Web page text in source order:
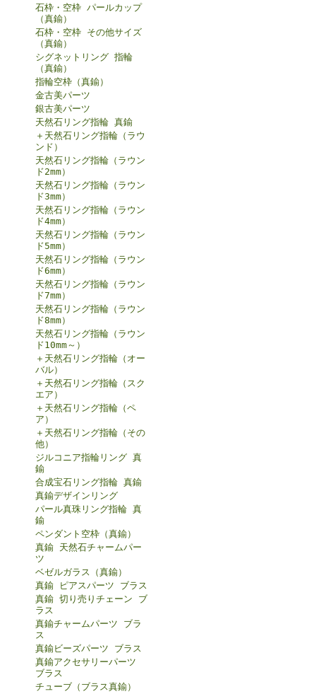
石枠・空枠 パールカップ
（真鍮）
石枠・空枠 その他サイズ
（真鍮）
シグネットリング 指輪
（真鍮）
指輪空枠（真鍮）
金古美パーツ
銀古美パーツ
天然石リング指輪 真鍮
＋天然石リング指輪（ラウ
ンド）
天然石リング指輪（ラウン
ド2mm）
天然石リング指輪（ラウン
ド3mm）
天然石リング指輪（ラウン
ド4mm）
天然石リング指輪（ラウン
ド5mm）
天然石リング指輪（ラウン
ド6mm）
天然石リング指輪（ラウン
ド7mm）
天然石リング指輪（ラウン
ド8mm）
天然石リング指輪（ラウン
ド10mm～）
＋天然石リング指輪（オー
バル）
＋天然石リング指輪（スク
エア）
＋天然石リング指輪（ペ
ア）
＋天然石リング指輪（その
他）
ジルコニア指輪リング 真
鍮
合成宝石リング指輪 真鍮
真鍮デザインリング
パール真珠リング指輪 真
鍮
ペンダント空枠（真鍮）
真鍮 天然石チャームパー
ツ
ベゼルガラス（真鍮）
真鍮 ピアスパーツ ブラス
真鍮 切り売りチェーン ブ
ラス
真鍮チャームパーツ ブラ
ス
真鍮ビーズパーツ ブラス
真鍮アクセサリーパーツ
ブラス
チューブ（ブラス真鍮）